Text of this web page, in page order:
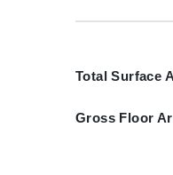
Total Surface
Gross Floor